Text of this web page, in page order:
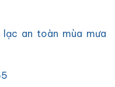
lạc an toàn mùa mưa